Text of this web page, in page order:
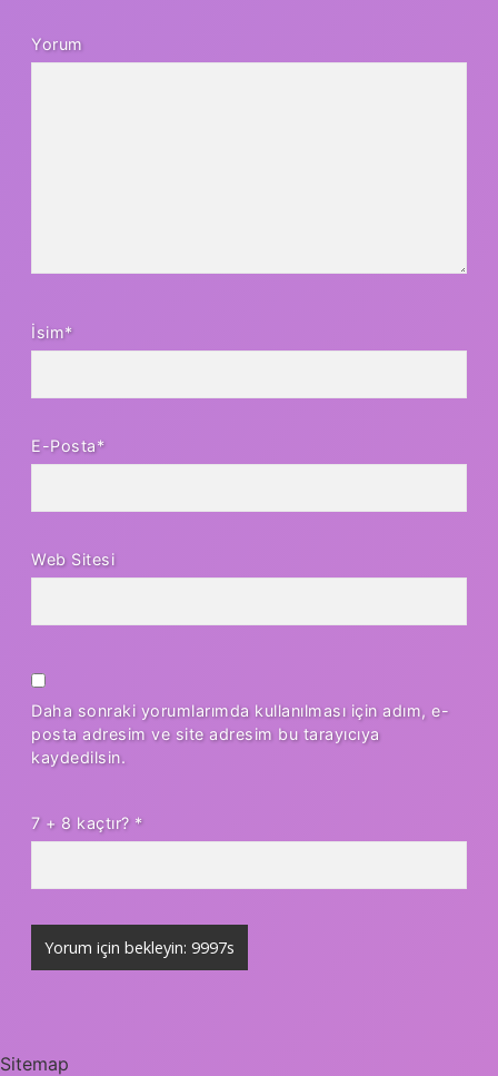
Yorum
İsim*
E-Posta*
Web Sitesi
Daha sonraki yorumlarımda kullanılması için adım, e-
posta adresim ve site adresim bu tarayıcıya
kaydedilsin.
7 + 8 kaçtır? *
Sitemap